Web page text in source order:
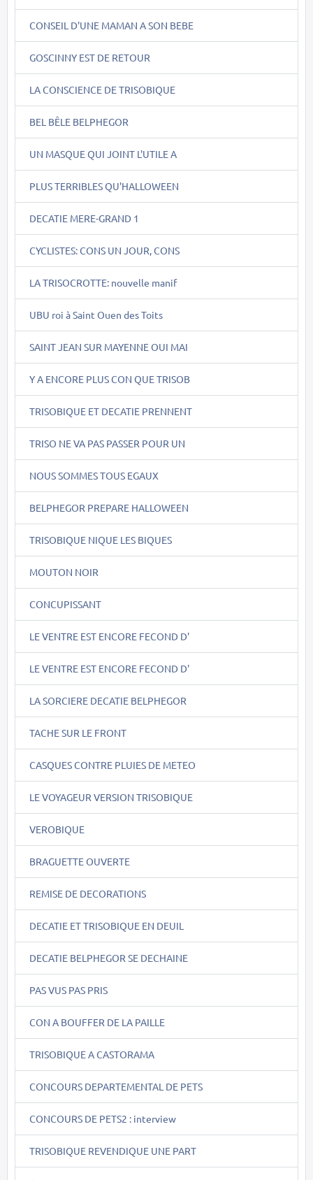
CONSEIL D'UNE MAMAN A SON BEBE
GOSCINNY EST DE RETOUR
LA CONSCIENCE DE TRISOBIQUE
BEL BÊLE BELPHEGOR
UN MASQUE QUI JOINT L'UTILE A
PLUS TERRIBLES QU'HALLOWEEN
DECATIE MERE-GRAND 1
CYCLISTES: CONS UN JOUR, CONS
LA TRISOCROTTE: nouvelle manif
UBU roi à Saint Ouen des Toits
SAINT JEAN SUR MAYENNE OUI MAI
Y A ENCORE PLUS CON QUE TRISOB
TRISOBIQUE ET DECATIE PRENNENT
TRISO NE VA PAS PASSER POUR UN
NOUS SOMMES TOUS EGAUX
BELPHEGOR PREPARE HALLOWEEN
TRISOBIQUE NIQUE LES BIQUES
MOUTON NOIR
CONCUPISSANT
LE VENTRE EST ENCORE FECOND D'
LE VENTRE EST ENCORE FECOND D'
LA SORCIERE DECATIE BELPHEGOR
TACHE SUR LE FRONT
CASQUES CONTRE PLUIES DE METEO
LE VOYAGEUR VERSION TRISOBIQUE
VEROBIQUE
BRAGUETTE OUVERTE
REMISE DE DECORATIONS
DECATIE ET TRISOBIQUE EN DEUIL
DECATIE BELPHEGOR SE DECHAINE
PAS VUS PAS PRIS
CON A BOUFFER DE LA PAILLE
TRISOBIQUE A CASTORAMA
CONCOURS DEPARTEMENTAL DE PETS
CONCOURS DE PETS2 : interview
TRISOBIQUE REVENDIQUE UNE PART